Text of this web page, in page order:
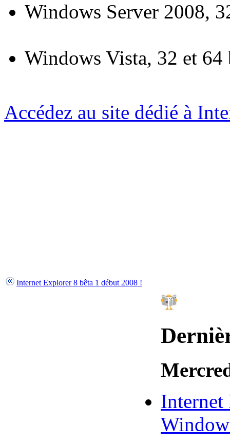
Windows Server 2008,
Windows Vista, 32 et 64
Accédez au site dédié à
Internet Explorer 8 bêta 1 début 2008 !